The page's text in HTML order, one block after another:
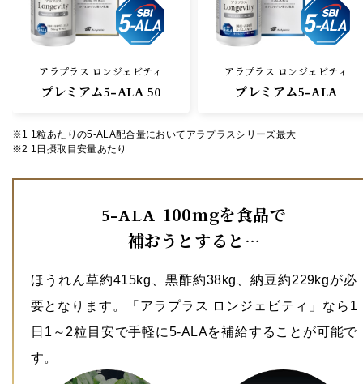
アラプラス ロンジェビティ
プレミアム5-ALA 50
アラプラス ロンジェビティ
プレミアム5-ALA
※1 1粒あたりの5-ALA配合量においてアラプラスシリーズ最大
※2 1日摂取目安量あたり
5-ALA 100mgを食品で
補おうとすると…
ほうれん草約415kg、黒酢約38kg、納豆約229kgが必
要となります。「アラプラス ロンジェビティ」なら1
日1～2粒目安で手軽に5-ALAを補給することが可能で
す。